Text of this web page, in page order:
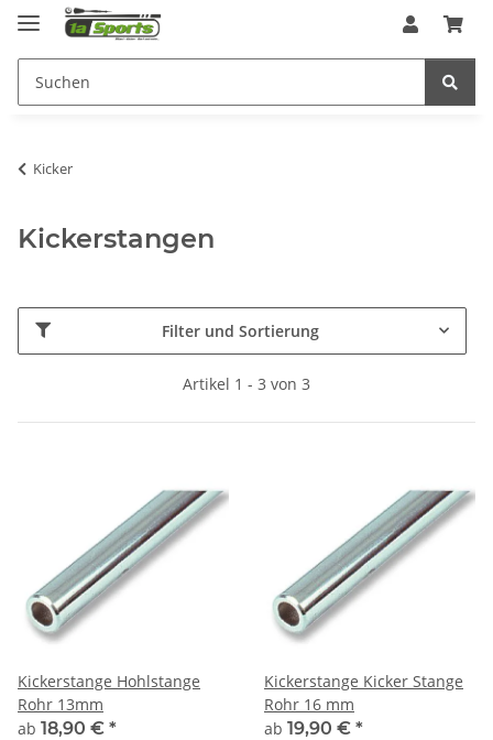
Kicker
Kickerstangen
Filter und Sortierung
Artikel 1 - 3 von 3
Kickerstange Hohlstange
Rohr 13mm
ab 18,90 € *
Kickerstange Kicker Stange
Rohr 16 mm
ab 19,90 € *